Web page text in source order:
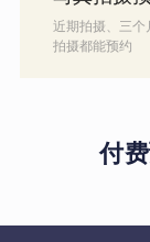
近期拍摄、三
拍摄都能预约
付